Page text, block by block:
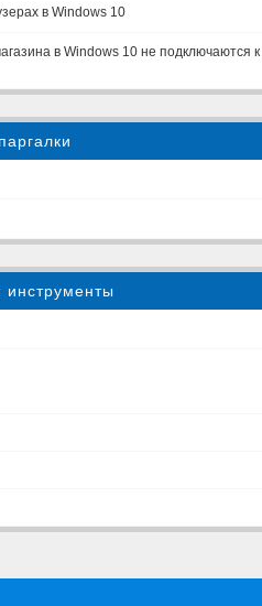
в Windows 10
в Windows 10 не подключаются к